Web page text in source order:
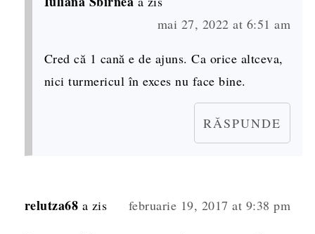
mai 27, 2022 at 6:51 am
Cred că 1 cană e de ajuns. Ca orice altceva,
nici turmericul în exces nu face bine.
RĂSPUNDE
relutza68 a zis februarie 19, 2017 at 9:38 pm